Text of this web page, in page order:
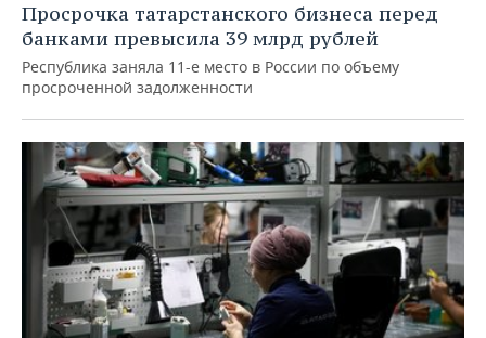
Просрочка татарстанского бизнеса перед
банками превысила 39 млрд рублей
Республика заняла 11-е место в России по объему
просроченной задолженности